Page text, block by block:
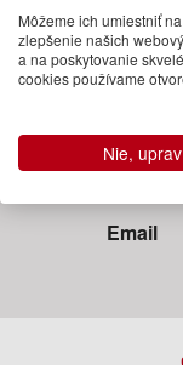
Na
objednávku
Email
Môžeme ich umiestniť
zlepšenie našich
a na poskytovanie
cookies používame
Nie, uprav